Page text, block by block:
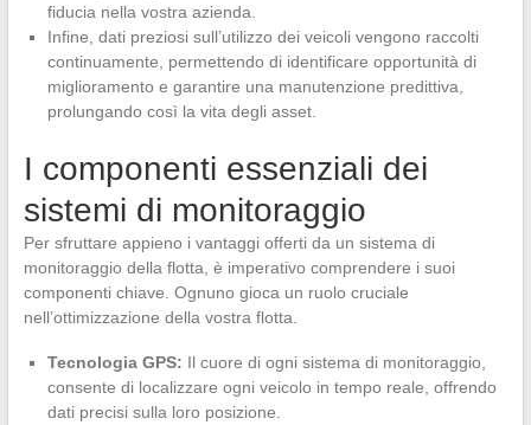
fiducia nella vostra azienda.
Infine, dati preziosi sull’utilizzo dei veicoli vengono raccolti
continuamente, permettendo di identificare opportunità di
miglioramento e garantire una manutenzione predittiva,
prolungando così la vita degli asset.
I componenti essenziali dei
sistemi di monitoraggio
Per sfruttare appieno i vantaggi offerti da un sistema di
monitoraggio della flotta, è imperativo comprendere i suoi
componenti chiave. Ognuno gioca un ruolo cruciale
nell’ottimizzazione della vostra flotta.
Tecnologia GPS: Il cuore di ogni sistema di monitoraggio,
consente di localizzare ogni veicolo in tempo reale, offrendo
dati precisi sulla loro posizione.